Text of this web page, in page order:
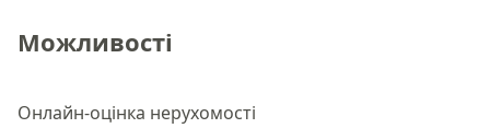
Можливості
Онлайн-оцінка нерухомості